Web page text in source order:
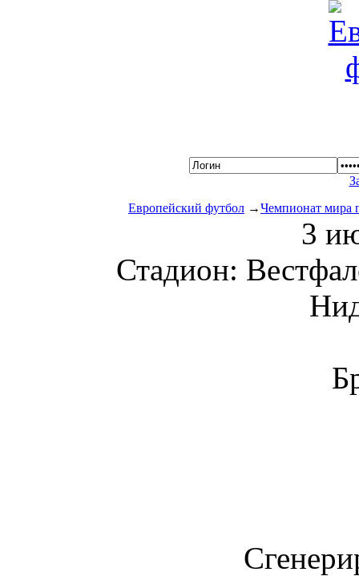
Европейский футбол →Чемпионат мира
3
Стадион: